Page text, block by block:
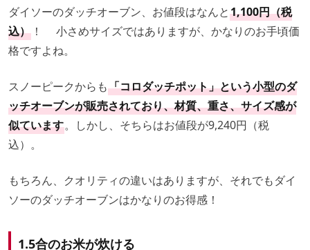
ダイソーのダッチオーブン、お値段はなんと1,100円（税
込） ！ 小さめサイズではありますが、かなりのお手頃価
格ですよね。
スノーピークからも「コロダッチポット」という小型のダ
ッチオーブンが販売されており、材質、重さ、サイズ感が
似ています。しかし、そちらはお値段が9,240円（税
込）。
もちろん、クオリティの違いはありますが、それでもダイ
ソーのダッチオーブンはかなりのお得感！
1.5合のお米が炊ける